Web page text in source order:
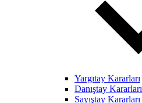
Yargıtay Kararları
Danıştay Kararları
Sayıştay Kararları